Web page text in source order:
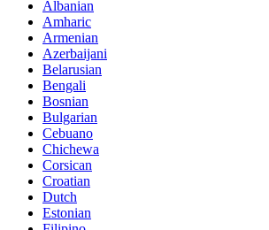
Albanian
Amharic
Armenian
Azerbaijani
Belarusian
Bengali
Bosnian
Bulgarian
Cebuano
Chichewa
Corsican
Croatian
Dutch
Estonian